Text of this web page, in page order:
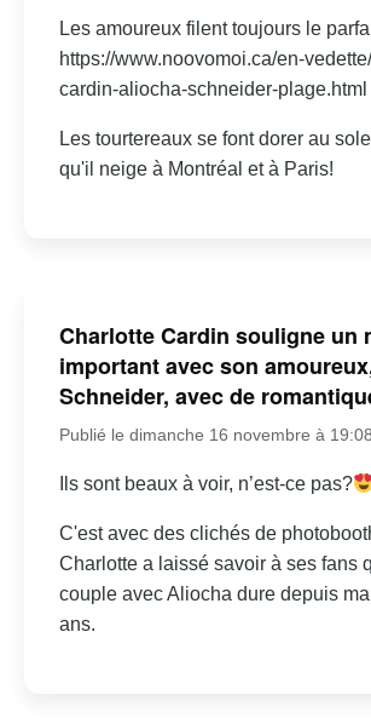
Les amoureux filent toujours le
https://www.noovomoi.ca/en-
cardin-aliocha-schneider-plage.html
Les tourtereaux se font dorer au
qu'il neige à Montréal et à Paris!
Charlotte Cardin souligne un
important avec son
Schneider, avec de
Publié le dimanche 16 novembre à 19:08
Ils sont beaux à voir, n’est-ce pas?
C'est avec des clichés de
Charlotte a laissé savoir à ses fans
couple avec Aliocha dure depuis
ans.